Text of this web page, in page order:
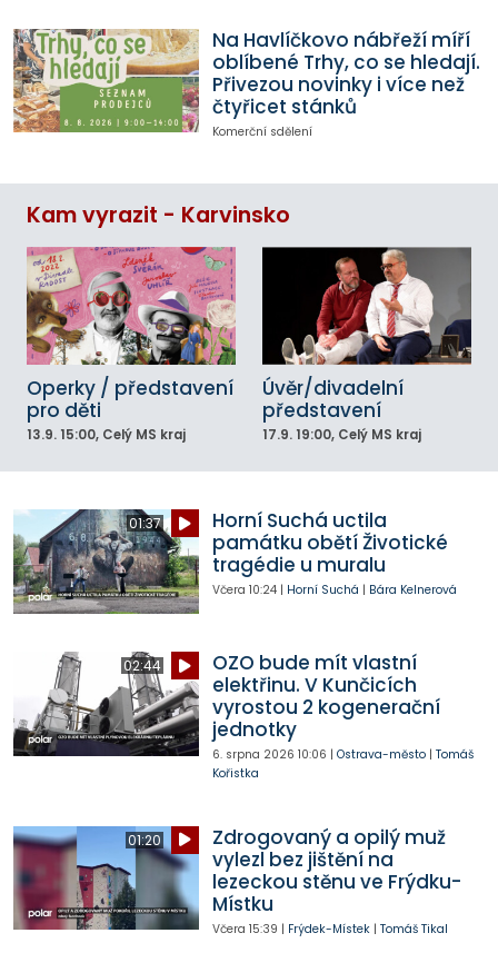
Na Havlíčkovo nábřeží míří
oblíbené Trhy, co se hledají.
Přivezou novinky i více než
čtyřicet stánků
Komerční sdělení
Kam vyrazit - Karvinsko
Operky / představení
pro děti
13.9. 15:00, Celý MS kraj
Úvěr/divadelní
představení
17.9. 19:00, Celý MS kraj
01:37
Horní Suchá uctila
památku obětí Životické
tragédie u muralu
Včera 10:24| Horní Suchá | Bára Kelnerová
02:44
OZO bude mít vlastní
elektřinu. V Kunčicích
vyrostou 2 kogenerační
jednotky
6. srpna 2026 10:06 | Ostrava-město| Tomáš
Kořistka
01:20
Zdrogovaný a opilý muž
vylezl bez jištění na
lezeckou stěnu ve Frýdku-
Místku
Včera 15:39 | Frýdek-Místek| Tomáš Tikal